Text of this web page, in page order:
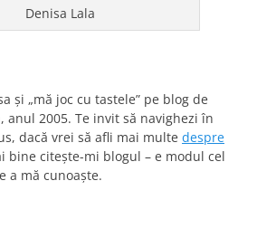
Denisa Lala
și „mă joc cu tastele” pe blog de
anul 2005. Te invit să navighezi în
dacă vrei să afli mai multe despre
bine citește-mi blogul – e modul cel
a mă cunoaște.